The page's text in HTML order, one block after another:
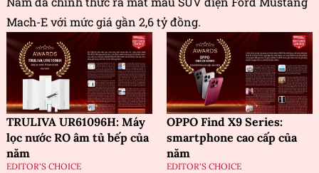
Mach-E với mức giá gần 2,6 tỷ đồng.
TRULIVA UR61096H: Máy
lọc nước RO âm tủ bếp của
năm
EDITOR'S CHOICE
OPPO Find X9 Series:
smartphone cao cấp của
năm
EDITOR'S CHOICE